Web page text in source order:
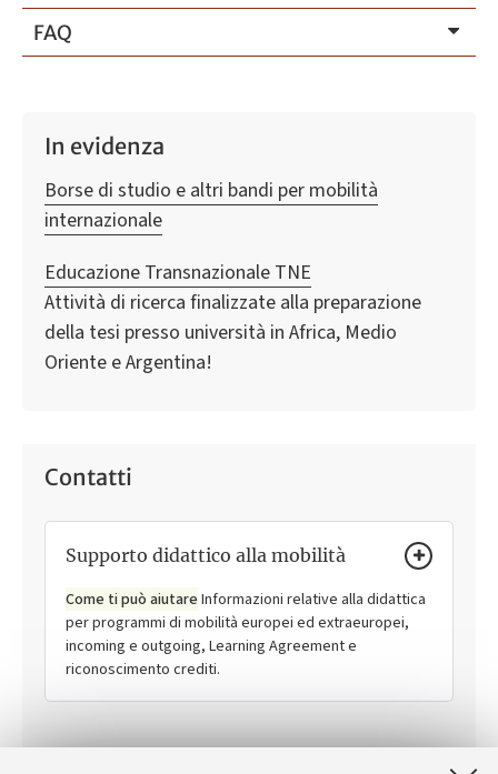
FAQ
In evidenza
Borse di studio e altri bandi per mobilità
internazionale
Educazione Transnazionale TNE
Attività di ricerca finalizzate alla preparazione
della tesi presso università in Africa, Medio
Oriente e Argentina!
Contatti
Supporto didattico alla mobilità
Come ti può aiutareInformazioni relative alla didattica
per programmi di mobilità europei ed extraeuropei,
incoming e outgoing, Learning Agreement e
riconoscimento crediti.